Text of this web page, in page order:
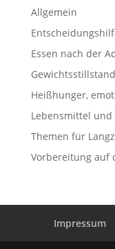
Allgemein
Essen nach der
Heißhunger,
Lebensmittel und
Themen für
Vorbereitung auf
Impressum